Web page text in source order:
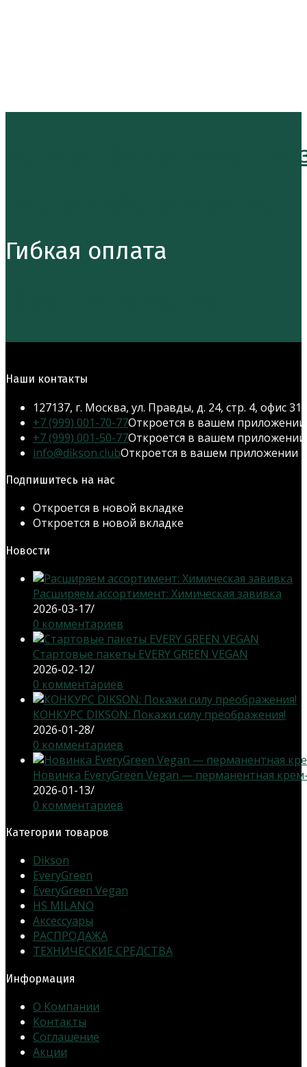
Бесплатная доставка при
Гибкая оплата
Наши контакты
127137, г. Москва, ул. Правды, д. 24, стр. 4, офис 317
+7 (999) 001-70-77Откроется в вашем приложении
+7 (999) 001-50-77Откроется в вашем приложении
info@dikson.clubОткроется в вашем приложении
Подпишитесь на нас
Откроется в новой вкладке
Откроется в новой вкладке
Новости
Расширяем ассортимент: Химическая завивка
2026-03-17/
0 комментариев
Стартовые пакеты EVERY GREEN VEGAN
2026-02-12/
0 комментариев
КОНКУРС DIKSON: Покажи силу преображения!
2026-01-28/
0 комментариев
Новинка EveryGreen Vegan — перманентная
2026-01-13/
0 комментариев
Категории товаров
Dikson
EveryGreen
EveryGreen Vegan
HS MILANO
Аксессуары
РАСПРОДАЖА
ТЕХНИЧЕСКИЕ СРЕДСТВА
Информация
О Компании
Контакты
Соглашение
Акции